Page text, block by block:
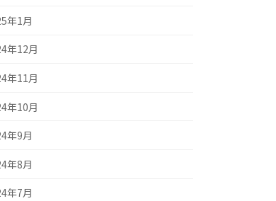
年1月
年12月
年11月
年10月
年9月
年8月
年7月